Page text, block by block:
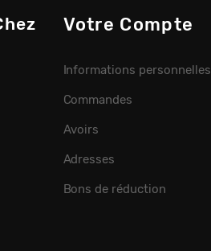
Votre Compte
Informations personnelles
Commandes
Avoirs
Adresses
Bons de réduction